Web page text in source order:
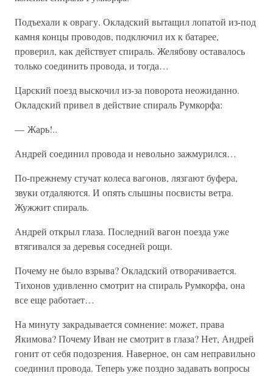
Подъехали к оврагу. Окладский вытащил лопатой из-под
камня концы проводов, подключил их к батарее,
проверил, как действует спираль. Желябову оставалось
только соединить провода, и тогда…
Царский поезд выскочил из-за поворота неожиданно.
Окладский привел в действие спираль Румкорфа:
— Жарь!..
Андрей соединил провода и невольно зажмурился…
По-прежнему стучат колеса вагонов, лязгают буфера,
звуки отдаляются. И опять слышны посвисты ветра.
Жужжит спираль.
Андрей открыл глаза. Последний вагон поезда уже
втягивался за деревья соседней рощи.
Почему не было взрыва? Окладский отворачивается.
Тихонов удивленно смотрит на спираль Румкорфа, она
все еще работает…
На минуту закрадывается сомнение: может, права
Якимова? Почему Иван не смотрит в глаза? Нет, Андрей
гонит от себя подозрения. Наверное, он сам неправильно
соединил провода. Теперь уже поздно задавать вопросы